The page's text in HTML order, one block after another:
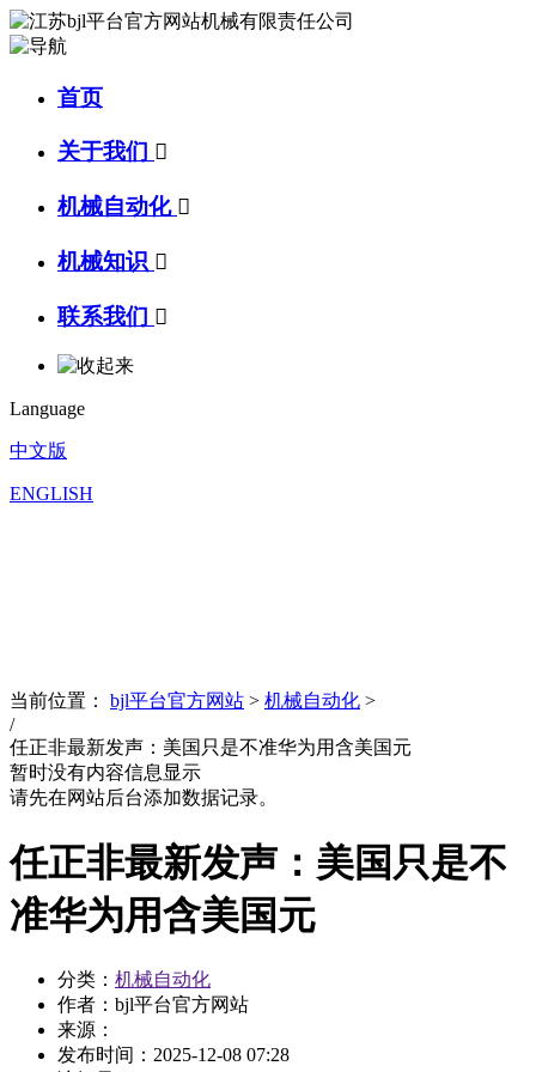
首页
关于我们 
机械自动化 
机械知识 
联系我们 
Language
中文版
ENGLISH
当前位置： bjl平台官方网站 > 机械自动化 >
/
任正非最新发声：美国只是不准华为用含美国元
暂时没有内容信息显示
请先在网站后台添加数据记录。
任正非最新发声：美国只是不
准华为用含美国元
分类： 机械自动化
作者：bjl平台官方网站
来源：
发布时间： 2025-12-08 07:28